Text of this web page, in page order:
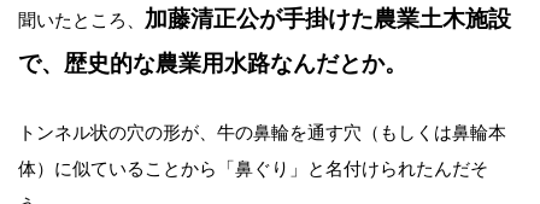
聞いたところ、 加藤清正公が手掛けた農業土木施設
で、歴史的な農業用水路なんだとか。
トンネル状の穴の形が、牛の鼻輪を通す穴（もしくは鼻輪本
体）に似ていることから「鼻ぐり」と名付けられたんだそ